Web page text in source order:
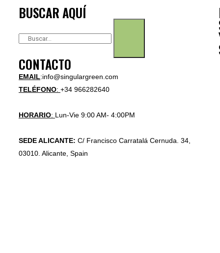
BUSCAR AQUÍ
CONTACTO
EMAIL:info@singulargreen.com
TELÉFONO: +34 966282640
HORARIO: Lun-Vie 9:00 AM- 4:00PM
SEDE ALICANTE: C/ Francisco Carratalá Cernuda. 34,
03010. Alicante, Spain